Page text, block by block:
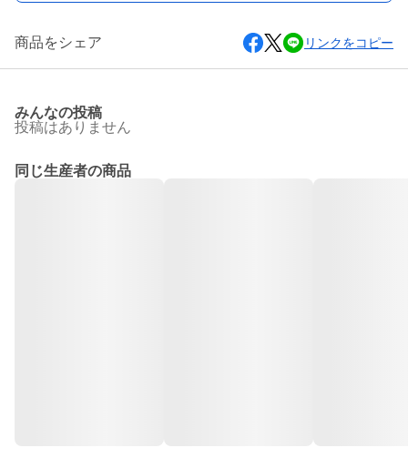
商品をシェア リンクをコピー
みんなの投稿
投稿はありません
同じ生産者の商品